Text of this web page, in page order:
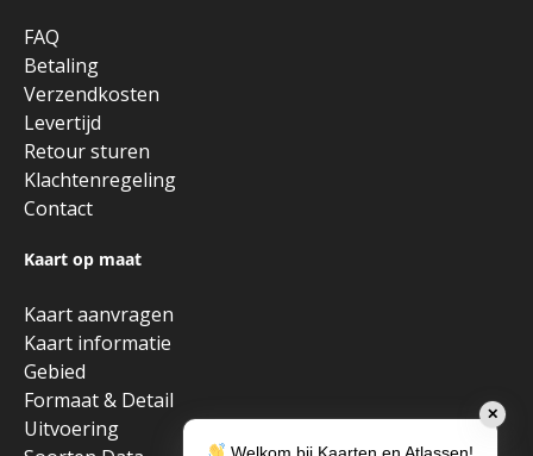
FAQ
Betaling
Verzendkosten
Levertijd
Retour sturen
Klachtenregeling
Contact
Kaart op maat
Kaart aanvragen
Kaart informatie
Gebied
Formaat & Detail
Uitvoering
✕
Welkom bij Kaarten en Atlassen!